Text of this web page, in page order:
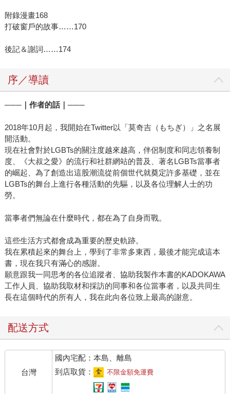
附錄漫畫168
打破窗戶的故事……170
後記＆謝詞……174
序／導讀
───｜作者的話｜───
2018年10月起，我開始在Twitter以「莫奇吉（もちぎ）」之名展
開活動。
現在社會對於LGBTs的關注度越來越高，伴侶制度和同志領養制
度、《大叔之愛》的流行和社群網站的普及、著名LGBTs當事者
的崛起、為了創造出這股潮流從前個世代就奠定許多基礎，並在
LGBTs的舞台上進行各種活動的先驅，以及各位理解人士的功
勞。
當事者們無論在什麼時代，都在為了自身而戰。
這些生活方式都會成為重要的歷史軌跡。
我在累積起來的舞台上，學到了非常多東西，最後才能完成這本
書，現在我只有滿心的感謝。
願意跟我一同思考的各位追蹤者、協助我製作本書的KADOKAWA
工作人員、協助我取材和採訪的同事和各位當事者，以及共同生
長在這個時代的所有人，我在此向各位致上最高的謝意。
配送方式
台灣
國內宅配：本島、離島
到店取貨：
不限金額免運費